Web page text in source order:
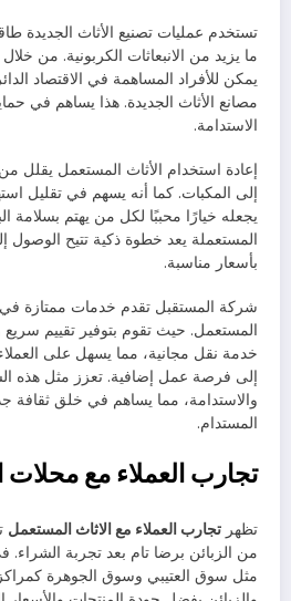
تستخدم عمليات تصنيع الأثاث الجديدة
ما يزيد من الانبعاثات الكربونية. من
يمكن للأفراد المساهمة في الاقتصاد
مصانع الأثاث الجديدة. هذا يساهم في
الاستدامة.
إعادة استخدام الأثاث المستعمل يقلل
إلى المكبات. كما أنه يسهم في تقليل
يجعله خيارًا محببًا لكل من يهتم بسلامة
المستعملة يعد خطوة ذكية تتيح الوصول
بأسعار مناسبة.
شركة المستقبل تقدم خدمات ممتازة
المستعمل. حيث تقوم بتوفير تقييم سريع
خدمة نقل مجانية، مما يسهل على
إلى فرصة عمل إضافية. تعزز مثل هذه
والاستدامة، مما يساهم في خلق ثقافة
المستدام.
تجارب العملاء مع محلات
تظهر تجارب العملاء مع الاثاث المستعمل
من الزبائن برضا تام بعد تجربة
مثل سوق العتيبي وسوق الجوهرة كمراكز